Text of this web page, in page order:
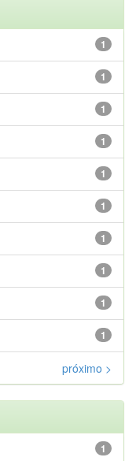
1
1
1
1
1
1
1
1
1
1
próximo >
1